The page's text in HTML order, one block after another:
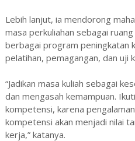
Lebih lanjut, ia mendorong
masa perkuliahan sebagai
berbagai program peningkatan
pelatihan, pemagangan, dan uji
“Jadikan masa kuliah sebagai
dan mengasah kemampuan.
kompetensi, karena
kompetensi akan menjadi nilai
kerja,” katanya.